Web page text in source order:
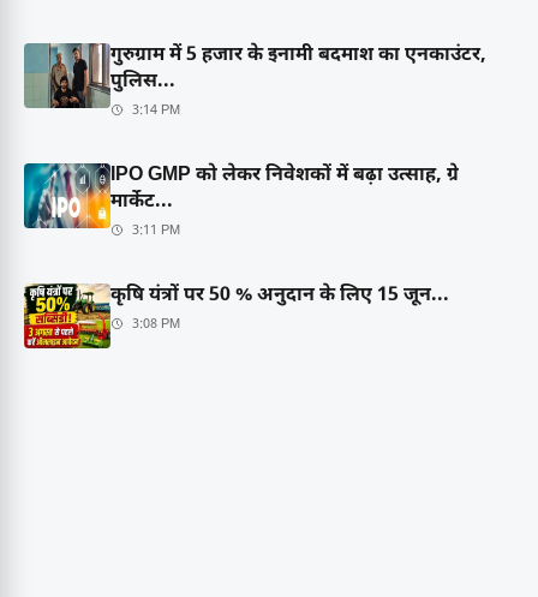
गुरुग्राम में 5 हजार के इनामी बदमाश का एनकाउंटर,
पुलिस...
3:14 PM
IPO GMP को लेकर निवेशकों में बढ़ा उत्साह, ग्रे
मार्केट...
3:11 PM
कृषि यंत्रों पर 50 % अनुदान के लिए 15 जून...
3:08 PM